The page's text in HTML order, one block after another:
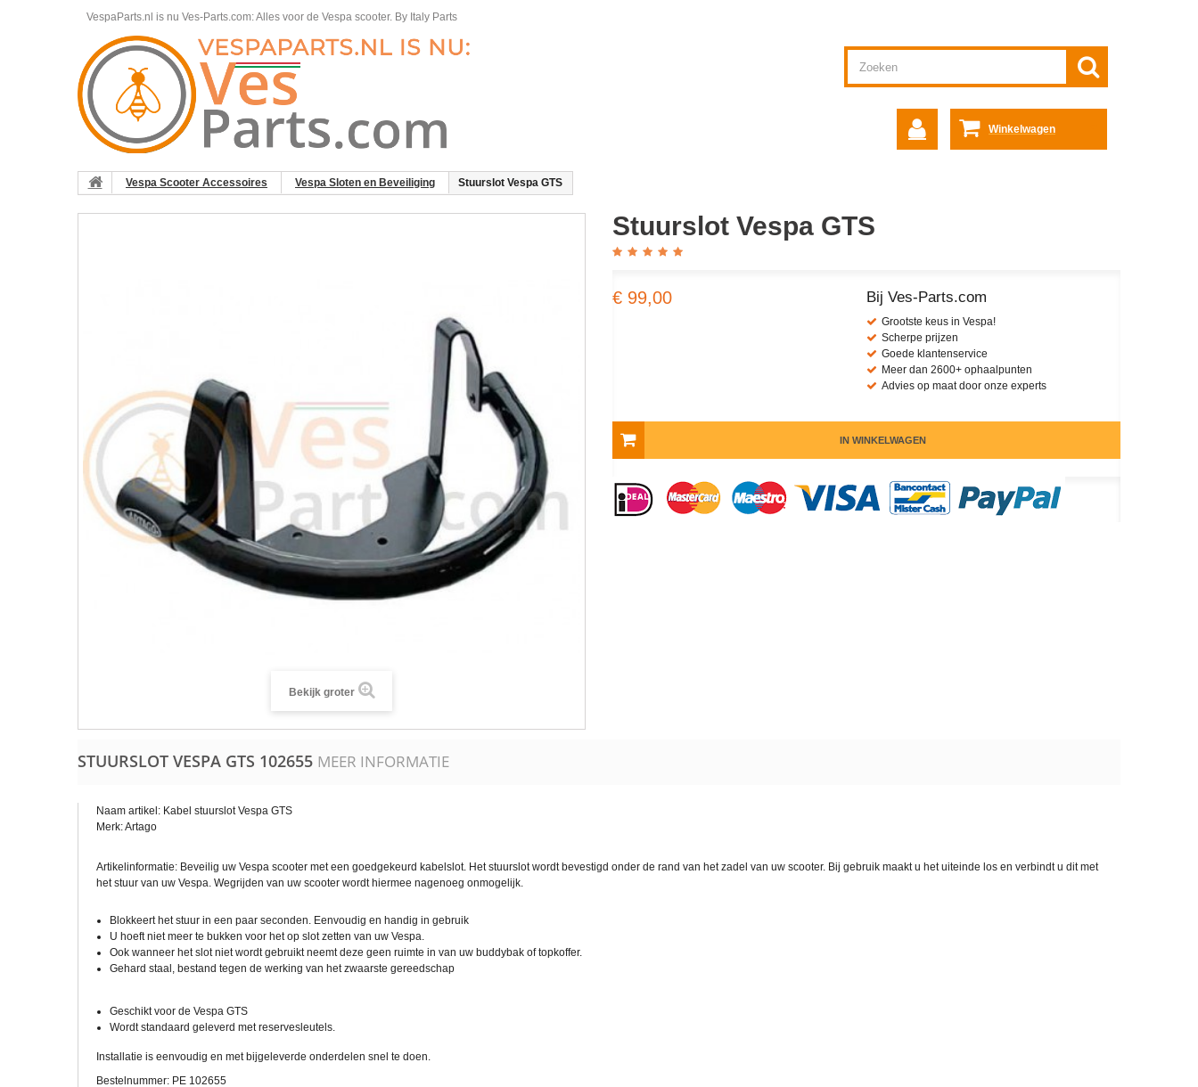
VespaParts.nl is nu Ves-Parts.com: Alles voor de Vespa scooter. By Italy Parts
Winkelwagen
Vespa Scooter Accessoires Vespa Sloten en Beveiliging Stuurslot Vespa GTS
Bekijk groter
Stuurslot Vespa GTS
€ 99,00 Bij Ves-Parts.com
Grootste keus in Vespa!
Scherpe prijzen
Goede klantenservice
Meer dan 2600+ ophaalpunten
Advies op maat door onze experts
IN WINKELWAGEN
STUURSLOT VESPA GTS 102655 MEER INFORMATIE
Naam artikel: Kabel stuurslot Vespa GTS
Merk: Artago
Artikelinformatie: Beveilig uw Vespa scooter met een goedgekeurd kabelslot. Het stuurslot wordt bevestigd onder de rand van het zadel van uw scooter. Bij gebruik maakt u het uiteinde los en verbindt u dit met
het stuur van uw Vespa. Wegrijden van uw scooter wordt hiermee nagenoeg onmogelijk.
Blokkeert het stuur in een paar seconden. Eenvoudig en handig in gebruik
U hoeft niet meer te bukken voor het op slot zetten van uw Vespa.
Ook wanneer het slot niet wordt gebruikt neemt deze geen ruimte in van uw buddybak of topkoffer.
Gehard staal, bestand tegen de werking van het zwaarste gereedschap
Geschikt voor de Vespa GTS
Wordt standaard geleverd met reservesleutels.
Installatie is eenvoudig en met bijgeleverde onderdelen snel te doen.
Bestelnummer: PE 102655